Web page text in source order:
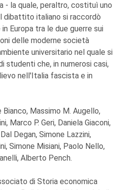
- la quale, peraltro, costituì uno
dibattito italiano si raccordò
Europa tra le due guerre sui
delle moderne società
universitario nel quale si
studenti che, in numerosi casi,
nell'Italia fascista e in
Massimo M. Augello,
Marco P. Geri, Daniela Giaconi,
Degan, Simone Lazzini,
Simone Misiani, Paolo Nello,
Alberto Pench.
di Storia economica